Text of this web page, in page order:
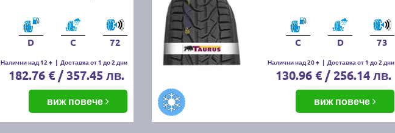
D C 72
Налични над 12 + | Доставка от 1 до 2 дни
182.76 € / 357.45 лв.
виж повече
C D 73
Налични над 20 + | Доставка от 1 до 2 дни
130.96 € / 256.14 лв.
виж повече